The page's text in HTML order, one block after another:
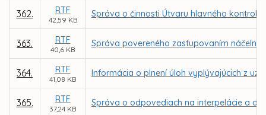
362. RTF
42,59 KB
Správa o činnosti Útvaru hlavného
363. RTF
40,6 KB
Správa povereného zastupovaním náčelníka
364. RTF
41,08 KB
Informácia o plnení úloh vyplývajúcich z
365. RTF
37,24 KB
Správa o odpovediach na interpelácie a